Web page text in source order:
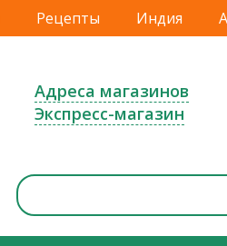
Рецепты Индия
Адреса магазинов
Экспресс-магазин